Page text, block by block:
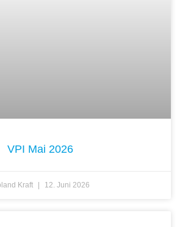
VPI Mai 2026
Kraft 12. Juni 2026